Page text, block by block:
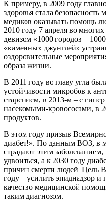
К примеру, в 2009 году
здоровья стала
медиков оказывать помощь
2010 году 7 апреля во
девизом «1000 городов –
«каменных джунглей»
оздоровительные
образа жизни.
В 2011 году во главу угла
устойчивости микробов к
старением, в 2013-м – с
насекомыми-кровососами, в
продуктов.
В этом году призыв
диабет!». По данным ВОЗ, в
страдают этим заболеванием,
удвоиться, а к 2030 году
причин смерти людей. Цель
году – усилить эпиднадзор и
качество медицинской
таким диагнозом.